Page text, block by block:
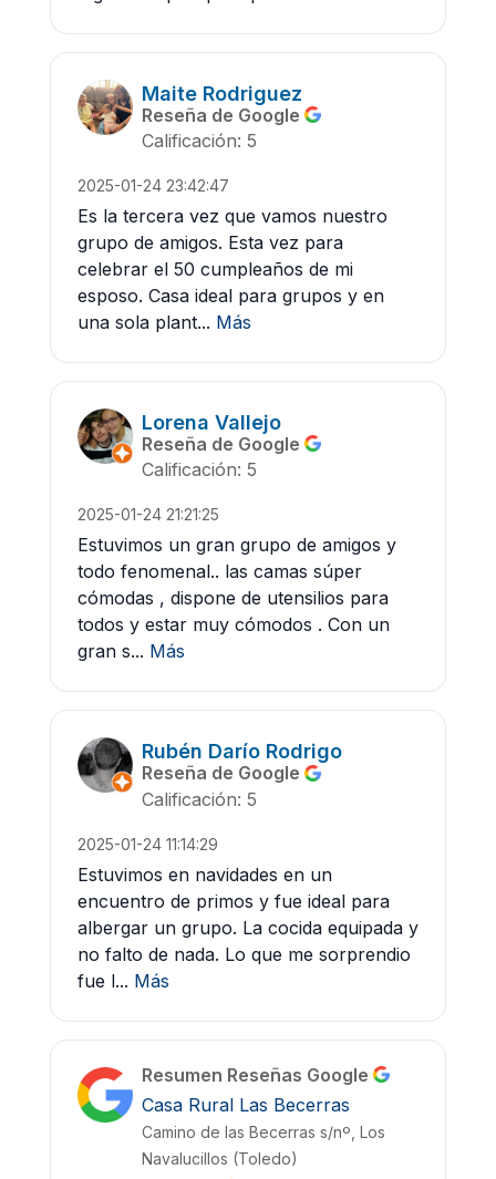
Maite Rodriguez
Reseña de Google
Calificación: 5
2025-01-24 23:42:47
Es la tercera vez que vamos nuestro
grupo de amigos. Esta vez para
celebrar el 50 cumpleaños de mi
esposo. Casa ideal para grupos y en
una sola plant... Más
Lorena Vallejo
Reseña de Google
Calificación: 5
2025-01-24 21:21:25
Estuvimos un gran grupo de amigos y
todo fenomenal.. las camas súper
cómodas , dispone de utensilios para
todos y estar muy cómodos . Con un
gran s... Más
Rubén Darío Rodrigo
Reseña de Google
Calificación: 5
2025-01-24 11:14:29
Estuvimos en navidades en un
encuentro de primos y fue ideal para
albergar un grupo. La cocida equipada y
no falto de nada. Lo que me sorprendio
fue l... Más
Resumen Reseñas Google
Casa Rural Las Becerras
Camino de las Becerras s/nº, Los
Navalucillos (Toledo)